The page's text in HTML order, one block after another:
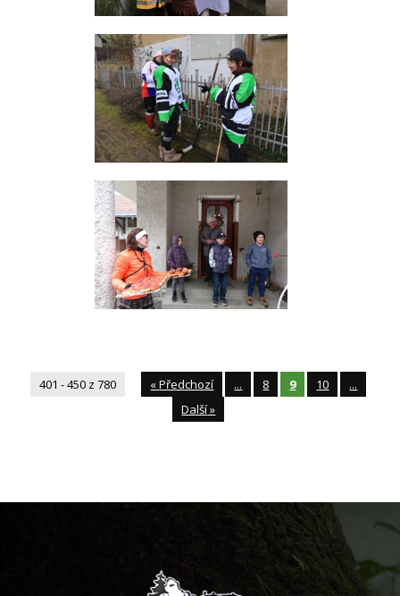
401 - 450 z 780 «Předchozí ... 8 9 10
...
Další»